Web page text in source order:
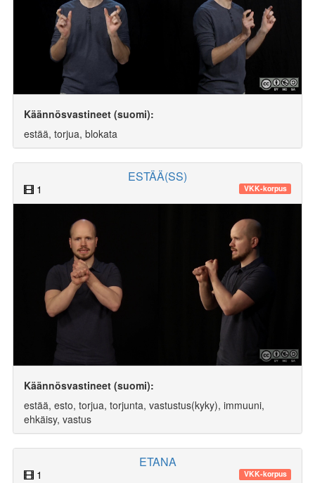
Käännösvastineet (suomi):
estää, torjua, blokata
ESTÄÄ(SS)
1 VKK-korpus
Käännösvastineet (suomi):
estää, esto, torjua, torjunta, vastustus(kyky), immuuni,
ehkäisy, vastus
ETANA
1 VKK-korpus